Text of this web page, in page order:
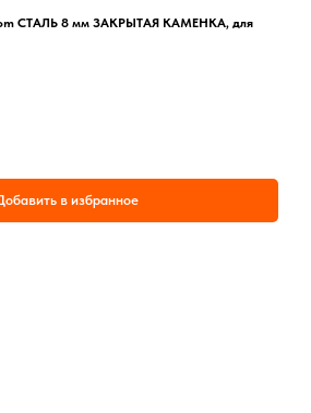
СТАЛЬ 8 мм ЗАКРЫТАЯ КАМЕНКА, для
в избранное